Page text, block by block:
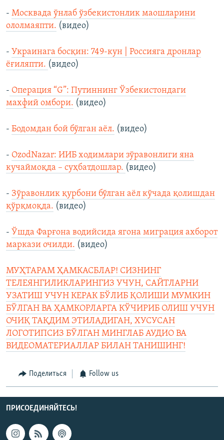
- Москвада ўнлаб ўзбекистонлик маошларини
ололмаяпти. (видео)
- Украинага босқин: 749-кун | Россияга дронлар
ёғиляпти. (видео)
- Операция “G”: Путиннинг Ўзбекистондаги
махфий омбори. (видео)
- Бодомдан бой бўлган аёл. (видео)
- OzodNazar: ИИБ ходимлари зўравонлиги яна
кучаймоқда – суҳбатдошлар. (видео)
- Зўравонлик қурбони бўлган аёл кўчада қолишдан
қўрқмоқда. (видео)
- Ўшда Фарғона водийсида ягона миграция ахборот
маркази очилди. (видео)
МУҲТАРАМ ҲАМКАСБЛАР! СИЗНИНГ
ТЕЛЕЯНГИЛИКЛАРИНГИЗ УЧУН, САЙТЛАРНИ
УЗАТИШ УЧУН КЕРАК БЎЛИБ ҚОЛИШИ МУМКИН
БЎЛГАН ВА ҲАМКОРЛАРГА КЎЧИРИБ ОЛИШ УЧУН
ОЧИҚ ТАҚДИМ ЭТИЛАДИГАН, ХУСУСАН
ЛОГОТИПСИЗ БЎЛГАН МИНГЛАБ АУДИО ВА
ВИДЕОМАТЕРИАЛЛАР БИЛАН ТАНИШИНГ!
Поделиться Follow us
ПРИСОЕДИНЯЙТЕСЬ!